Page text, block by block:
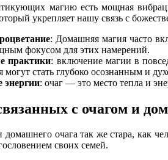
магию есть мощная
укрепляет нашу связь с
: Домашняя магия часто
фокусом для этих намерений.
практики: включение магии в
могут стать глубоко осознанным и
: очаг — это место тепла и
с очагом и
очага так же стара, как
своих семей.